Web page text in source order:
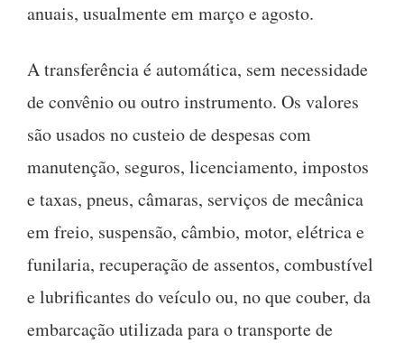
anuais, usualmente em março e agosto.
A transferência é automática, sem necessidade
de convênio ou outro instrumento. Os valores
são usados no custeio de despesas com
manutenção, seguros, licenciamento, impostos
e taxas, pneus, câmaras, serviços de mecânica
em freio, suspensão, câmbio, motor, elétrica e
funilaria, recuperação de assentos, combustível
e lubrificantes do veículo ou, no que couber, da
embarcação utilizada para o transporte de